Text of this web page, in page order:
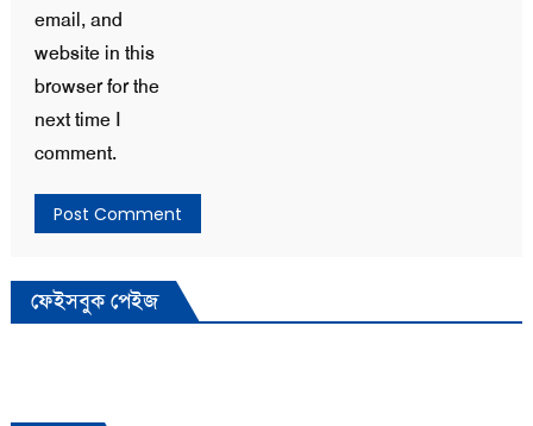
email, and
website in this
browser for the
next time I
comment.
ফেইসবুক পেইজ